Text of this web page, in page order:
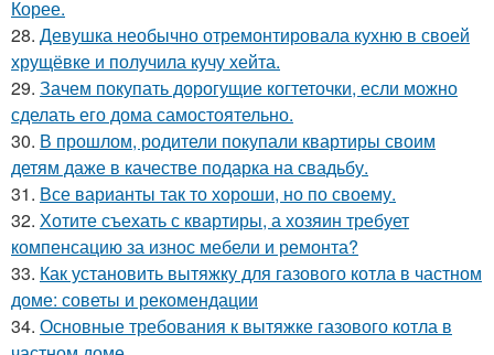
Корее.
28. Девушка необычно отремонтировала кухню в своей
хрущёвке и получила кучу хейта.
29. Зачем покупать дорогущие когтеточки, если можно
сделать его дома самостоятельно.
30. В прошлом, родители покупали квартиры своим
детям даже в качестве подарка на свадьбу.
31. Все варианты так то хороши, но по своему.
32. Хотите съехать с квартиры, а хозяин требует
компенсацию за износ мебели и ремонта?
33. Как установить вытяжку для газового котла в частном
доме: советы и рекомендации
34. Основные требования к вытяжке газового котла в